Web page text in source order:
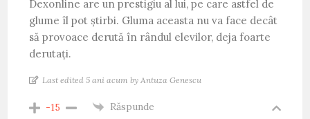
Dexonline are un prestigiu al lui, pe care astfel de
glume îl pot știrbi. Gluma aceasta nu va face decât
să provoace derută în rândul elevilor, deja foarte
derutați.
Last edited 5 ani acum by Antuza Genescu
-15 Răspunde